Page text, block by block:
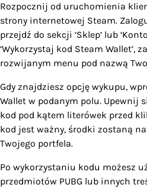
Rozpocznij od uruchomienia
strony internetowej Steam.
przejdź do sekcji ‘Sklep’ lub
‘Wykorzystaj kod Steam Wallet’,
rozwijanym menu pod nazwą
Gdy znajdziesz opcję wykupu,
Wallet w podanym polu. Upewnij
kod pod kątem literówek przed
kod jest ważny, środki zostaną
Twojego portfela.
Po wykorzystaniu kodu możesz
przedmiotów PUBG lub innych